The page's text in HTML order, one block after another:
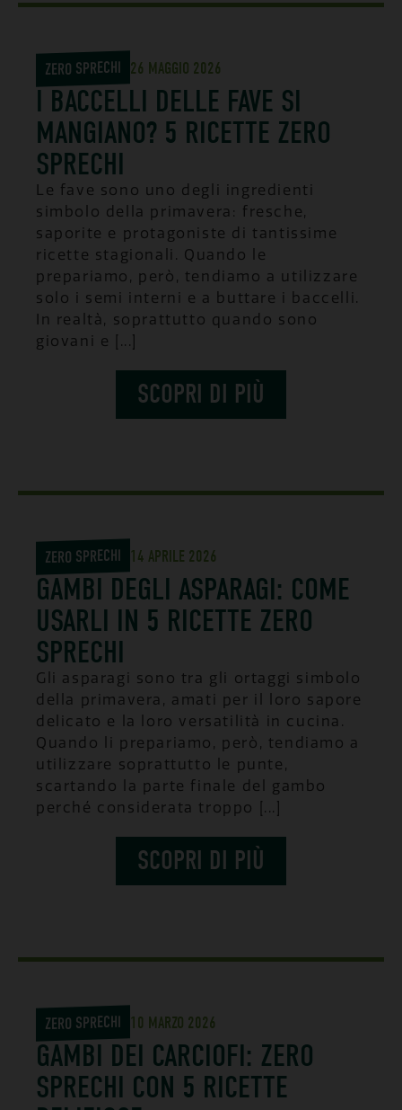
ZERO SPRECHI 26 MAGGIO 2026
I BACCELLI DELLE FAVE SI
MANGIANO? 5 RICETTE ZERO
SPRECHI
Le fave sono uno degli ingredienti
simbolo della primavera: fresche,
saporite e protagoniste di tantissime
ricette stagionali. Quando le
prepariamo, però, tendiamo a utilizzare
solo i semi interni e a buttare i baccelli.
In realtà, soprattutto quando sono
giovani e [...]
SCOPRI DI PIÙ
ZERO SPRECHI 14 APRILE 2026
GAMBI DEGLI ASPARAGI: COME
USARLI IN 5 RICETTE ZERO
SPRECHI
Gli asparagi sono tra gli ortaggi simbolo
della primavera, amati per il loro sapore
delicato e la loro versatilità in cucina.
Quando li prepariamo, però, tendiamo a
utilizzare soprattutto le punte,
scartando la parte finale del gambo
perché considerata troppo [...]
SCOPRI DI PIÙ
ZERO SPRECHI 10 MARZO 2026
GAMBI DEI CARCIOFI: ZERO
SPRECHI CON 5 RICETTE